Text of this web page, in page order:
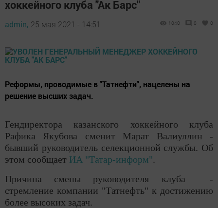
хоккейного клуба "Ак Барс"
admin, 25 мая 2021 - 14:51 1040 0 0
Реформы, проводимые в "Татнефти", нацелены на
решение высших задач.
Гендиректора казанского хоккейного клуба
Рафика Якубова сменит Марат Валиуллин -
бывший руководитель селекционной службы. Об
этом сообщает ИА "Татар-информ".
Причина смены руководителя клуба -
стремление компании "Татнефть" к достижению
более высоких задач.